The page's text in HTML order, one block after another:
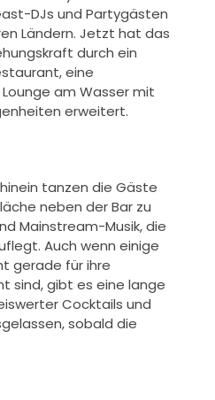
DJs und Partygästen
Ländern. Jetzt hat das
durch ein
eine
am Wasser mit
erweitert.
tanzen die Gäste
neben der Bar zu
Mainstream-Musik, die
Auch wenn einige
gerade für ihre
sind, gibt es eine lange
Cocktails und
sobald die